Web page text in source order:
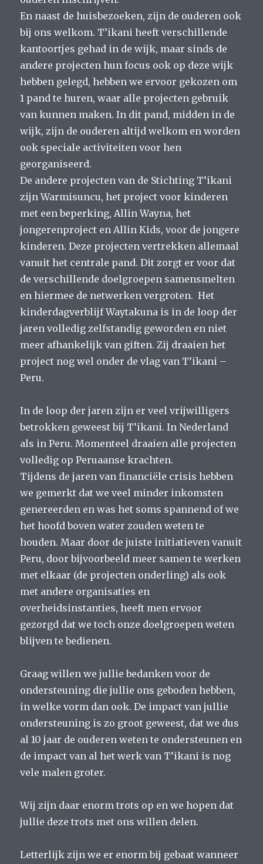
En naast de huisbezoeken, zijn de ouderen ook
bij ons welkom. T’ikani heeft verschillende
kantoortjes gehad in de wijk, maar sinds de
andere projecten hun focus ook op deze wijk
hebben gelegd, hebben we ervoor gekozen om
1 pand te huren, waar alle projecten gebruik
van kunnen maken. In dit pand, midden in de
wijk, zijn de ouderen altijd welkom en worden
ook speciale activiteiten voor hen
georganiseerd.
De andere projecten van de Stichting T’ikani
zijn Warmisuncu, het project voor kinderen
met een beperking, Allin Wayna, het
jongerenproject en Allin Kids, voor de jongere
kinderen. Deze projecten vertrekken allemaal
vanuit het centrale pand. Dit zorgt er voor dat
de verschillende doelgroepen samensmelten
en hiermee de netwerken vergroten. Het
kinderdagverblijf Waytakuna is in de loop der
jaren volledig zelfstandig geworden en niet
meer afhankelijk van giften. Zij draaien het
project nog wel onder de vlag van T’ikani –
Peru.
In de loop der jaren zijn er veel vrijwilligers
betrokken geweest bij T’ikani. In Nederland
als in Peru. Momenteel draaien alle projecten
volledig op Peruaanse krachten.
Tijdens de jaren van financiële crisis hebben
we gemerkt dat we veel minder inkomsten
genereerden en was het soms spannend of we
het hoofd boven water zouden weten te
houden. Maar door de juiste initiatieven vanuit
Peru, door bijvoorbeeld meer samen te werken
met elkaar (de projecten onderling) als ook
met andere organisaties en
overheidsinstanties, heeft men ervoor
gezorgd dat we toch onze doelgroepen weten
blijven te bedienen.
Graag willen we jullie bedanken voor de
ondersteuning die jullie ons geboden hebben,
in welke vorm dan ook. De impact van jullie
ondersteuning is zo groot geweest, dat we dus
al 10 jaar de ouderen weten te ondersteunen en
de impact van al het werk van T’ikani is nog
vele malen groter.
Wij zijn daar enorm trots op en we hopen dat
jullie deze trots met ons willen delen.
Letterlijk zijn we er enorm bij gebaat wanneer